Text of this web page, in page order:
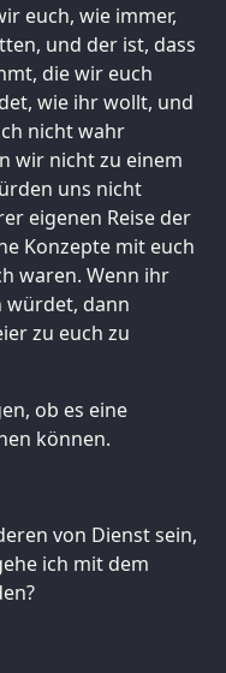
euch, wie immer,
und der ist, dass
die wir euch
wie ihr wollt, und
nicht wahr
wir nicht zu einem
uns nicht
eigenen Reise der
Konzepte mit euch
waren. Wenn ihr
würdet, dann
zu euch zu
ob es eine
können.
von Dienst sein,
ich mit dem